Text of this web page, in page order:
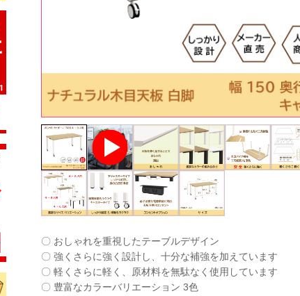
〇 おしゃれを重視したテーブルデザイン
〇 強くさらに強く設計し、十分な補強を加えています
〇 軽くさらに軽く、原材料を無駄なく使用しています
〇 豊富なカラーバリエーション 3色